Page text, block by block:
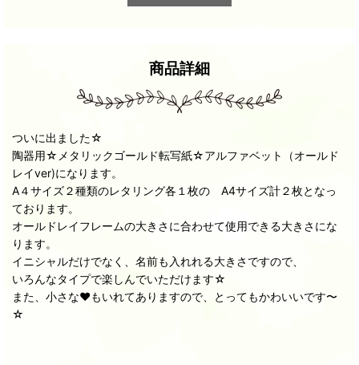
商品詳細
ついに出ました☆
陶器用☆メタリックゴールド転写紙☆アルファベット（オールド
レイver)になります。
A４サイズ２種類のレタリング各１枚の A4サイズ計２枚となっ
ております。
オールドレイフレームの大きさに合わせて使用できる大きさにな
ります。
イニシャルだけでなく、名前も入れれる大きさですので、
いろんなタイプで楽しんでいただけます☆
また、小さな♥もいれてありますので、とってもかわいいです〜
☆